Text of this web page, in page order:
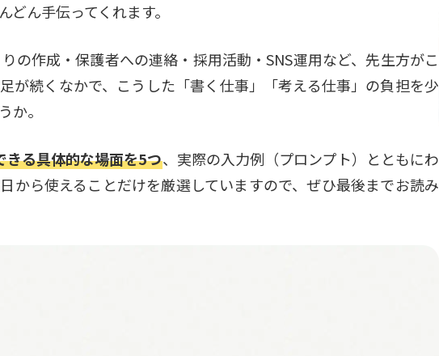
ん手伝ってくれます。
の作成・保護者への連絡・採用活動・SNS運用など、先生方がこ
が続くなかで、こうした「書く仕事」「考える仕事」の負担を少
か。
る具体的な場面を5つ、実際の入力例（プロンプト）とともにわ
から使えることだけを厳選していますので、ぜひ最後までお読み